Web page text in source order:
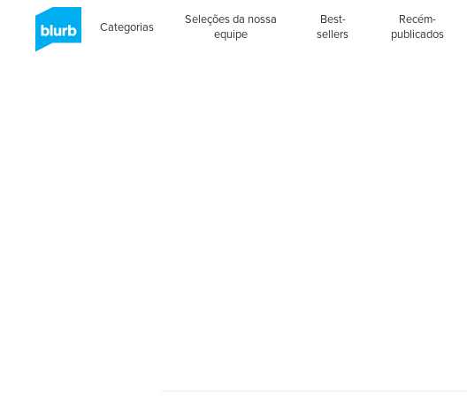
Categorias
Seleções da nossa
equipe
Best-
sellers
Recém-
publicados